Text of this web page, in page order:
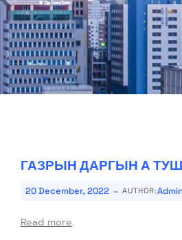
ГАЗРЫН ДАРГЫН А
20 December, 2022 - AUTHOR:
Read more